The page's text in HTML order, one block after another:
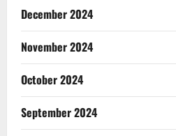
December 2024
November 2024
October 2024
September 2024